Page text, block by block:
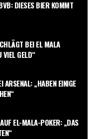
DIESES BIER KOMMT
BEI EL MALA
GELD“
„HABEN EINIGE
EL-MALA-POKER: „DAS